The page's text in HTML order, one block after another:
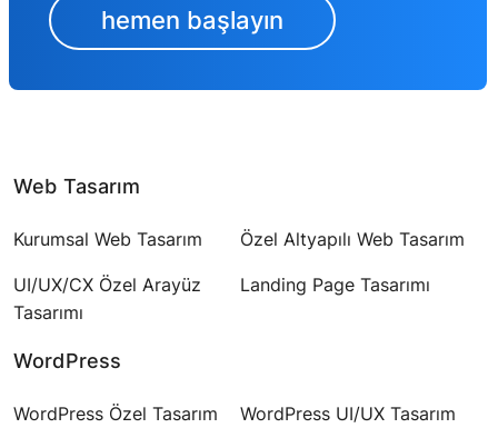
hemen başlayın
Web Tasarım
Kurumsal Web Tasarım Özel Altyapılı Web Tasarım
UI/UX/CX Özel Arayüz
Tasarımı
Landing Page Tasarımı
WordPress
WordPress Özel Tasarım WordPress UI/UX Tasarım